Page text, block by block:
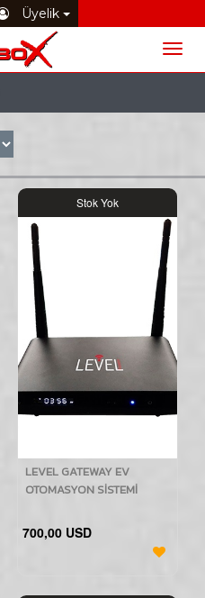
Üyelik
Stok Yok
LEVEL GATEWAY EV
OTOMASYON SİSTEMİ
700,00 USD